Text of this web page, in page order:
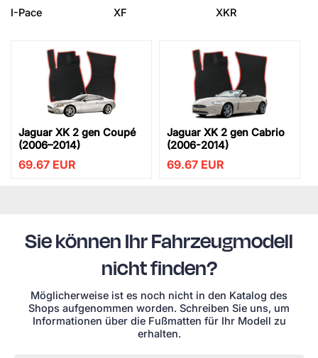
I-Pace
XF
XKR
Jaguar XK 2 gen Coupé
(2006–2014)
69.67 EUR
Jaguar XK 2 gen Cabrio
(2006-2014)
69.67 EUR
Sie können Ihr Fahrzeugmodell
nicht finden?
Möglicherweise ist es noch nicht in den Katalog des
Shops aufgenommen worden. Schreiben Sie uns, um
Informationen über die Fußmatten für Ihr Modell zu
erhalten.